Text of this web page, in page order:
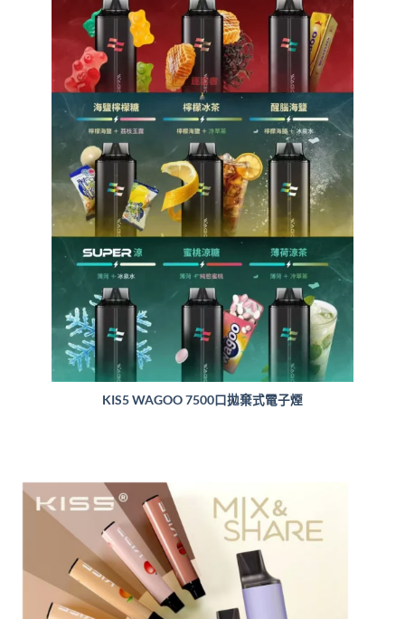
KIS5 WAGOO 7500口拋棄式電子煙